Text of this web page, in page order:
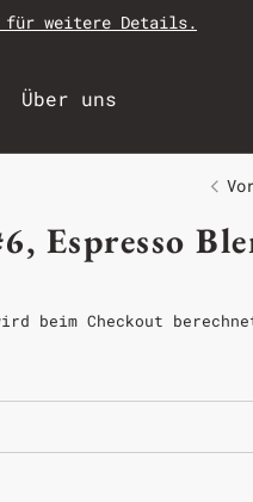
weitere Details.
Über uns
Espresso
beim Checkout